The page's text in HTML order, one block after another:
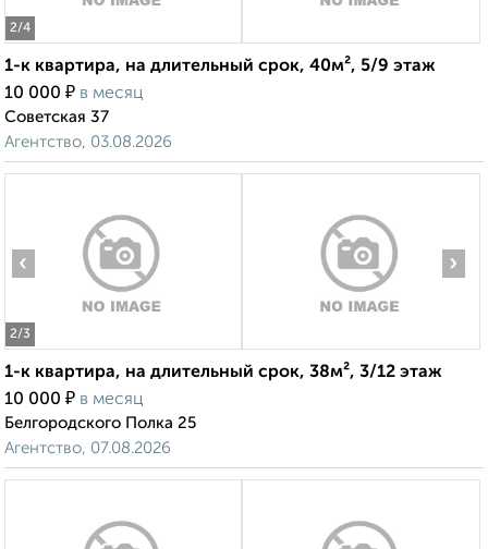
2/4
1-к квартира, на длительный срок, 40м², 5/9 этаж
10 000 ₽ в месяц
Советская 37
Агентство, 03.08.2026
2/3
‹ ›
1-к квартира, на длительный срок, 38м², 3/12 этаж
10 000 ₽ в месяц
Белгородского Полка 25
Агентство, 07.08.2026